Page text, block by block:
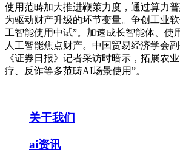
使用范畴加大推进鞭策力度，通过算力
为驱动财产升级的环节变量。争创工业
工智能使用中试”。加速成长智能体、使
人工智能焦点财产。中国贸易经济学会
《证券日报》记者采访时暗示，拓展农
疗、反诈等多范畴AI场景使用”。
关于我们
ai资讯